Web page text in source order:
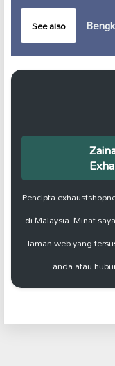
See also
Pencipta
di Malaysia. Minat
laman web yang
anda atau